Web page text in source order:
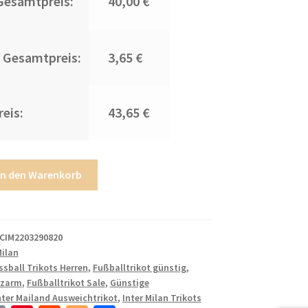
3,65 €
43,65 €
den Warenkorb
Trikots Herren, Fußballtrikot günstig,
, Fußballtrikot Sale, Günstige
Mailand Ausweichtrikot, Inter Milan Trikots